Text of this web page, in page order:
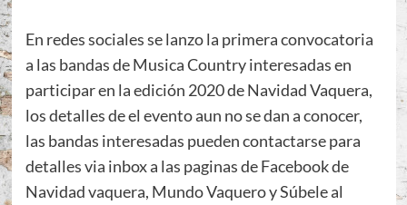
En redes sociales se lanzo la primera convocatoria
a las bandas de Musica Country interesadas en
participar en la edición 2020 de Navidad Vaquera,
los detalles de el evento aun no se dan a conocer,
las bandas interesadas pueden contactarse para
detalles via inbox a las paginas de Facebook de
Navidad vaquera, Mundo Vaquero y Súbele al